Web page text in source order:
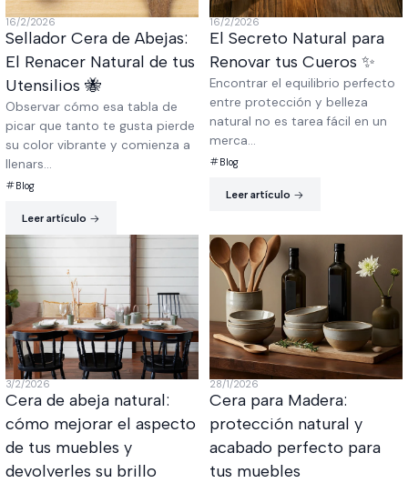
16/2/2026
Sellador Cera de Abejas:
El Renacer Natural de tus
Utensilios 🐝
Observar cómo esa tabla de
picar que tanto te gusta pierde
su color vibrante y comienza a
llenars...
Blog
Leer artículo
16/2/2026
El Secreto Natural para
Renovar tus Cueros ✨
Encontrar el equilibrio perfecto
entre protección y belleza
natural no es tarea fácil en un
merca...
Blog
Leer artículo
3/2/2026
Cera de abeja natural:
cómo mejorar el aspecto
de tus muebles y
devolverles su brillo
28/1/2026
Cera para Madera:
protección natural y
acabado perfecto para
tus muebles